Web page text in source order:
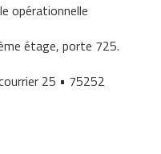
opérationnelle
étage, porte 725.
25 • 75252